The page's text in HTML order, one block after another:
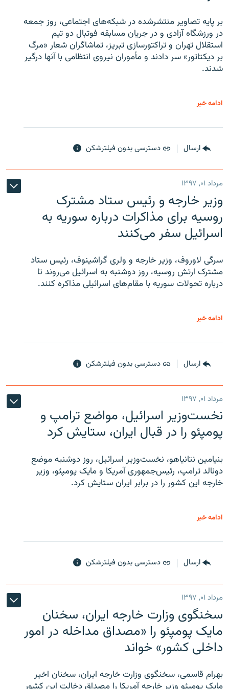
بر پایه تصاویر منتشرشده در شبکه‌های اجتماعی، روز جمعه
در ورزشگاه آزادی و در جریان مسابقه فوتبال دو تیم
استقلال تهران و تراکتورسازی تبریز، تماشاگران شعار «مرگ
بر دیکتاتور» سر دادند و مأموران نیروی انتظامی با آنها درگیر
شدند.
ادامه خبر
ارسال دسترسی بدون فیلترشکن
مرداد ۰۱, ۱۳۹۷
وزیر خارجه و رئیس‌ ستاد مشترک
روسیه برای مذاکرات درباره سوریه به
اسرائیل سفر می‌کنند
سرگی لاوروف، وزیر خارجه و ولری گراشینوف، رئیس ستاد
مشترک ارتش روسیه، روز دوشنبه به اسرائیل می‌روند تا
درباره تحولات سوریه با مقام‌های اسرائیلی مذاکره کنند.
ادامه خبر
ارسال دسترسی بدون فیلترشکن
مرداد ۰۱, ۱۳۹۷
نخست‌وزیر اسرائیل، مواضع ترامپ و
پومپئو را در قبال ایران، ستایش کرد
بنیامین نتانیاهو، نخست‌وزیر اسرائیل، روز دوشنبه موضع
دونالد ترامپ، رئیس‌جمهوری آمریکا و مایک پومپئو، وزیر
خارجه این کشور را در برابر ایران ستایش کرد.
ادامه خبر
ارسال دسترسی بدون فیلترشکن
مرداد ۰۱, ۱۳۹۷
سخنگوی وزارت خارجه ایران، سخنان
مایک پومپئو را «مصداق مداخله در امور
داخلی کشور» خواند
بهرام قاسمی، سخنگوی وزارت خارجه ایران، سخنان اخیر